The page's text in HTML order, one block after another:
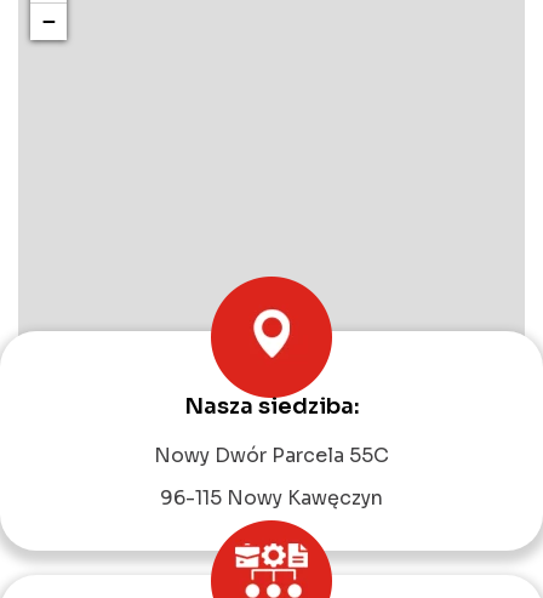
−
Nasza siedziba:
Nowy Dwór Parcela 55C
96-115 Nowy Kawęczyn